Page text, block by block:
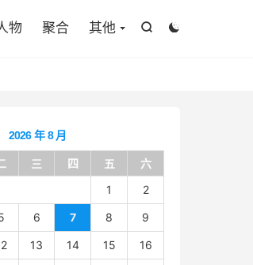


物 聚合 其他
2026 年 8 月
三 四 五
六
1
2
6 7 8 9
13 14 15 16